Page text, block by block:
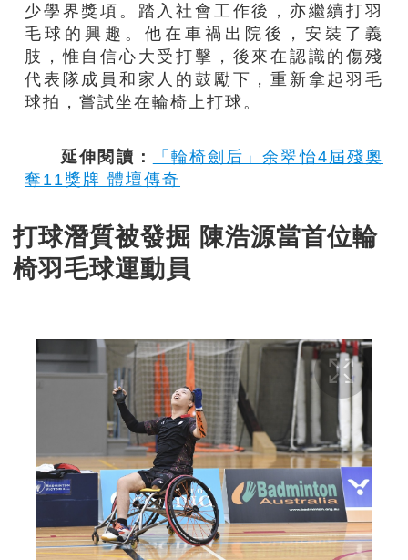
少學界獎項。踏入社會工作後，亦繼續打羽
毛球的興趣。他在車禍出院後，安裝了義
肢，惟自信心大受打擊，後來在認識的傷殘
代表隊成員和家人的鼓勵下，重新拿起羽毛
球拍，嘗試坐在輪椅上打球。
延伸閱讀：
「輪椅劍后」余翠怡4屆殘奧
奪11獎牌 體壇傳奇
打球潛質被發掘 陳浩源當首位輪
椅羽毛球運動員